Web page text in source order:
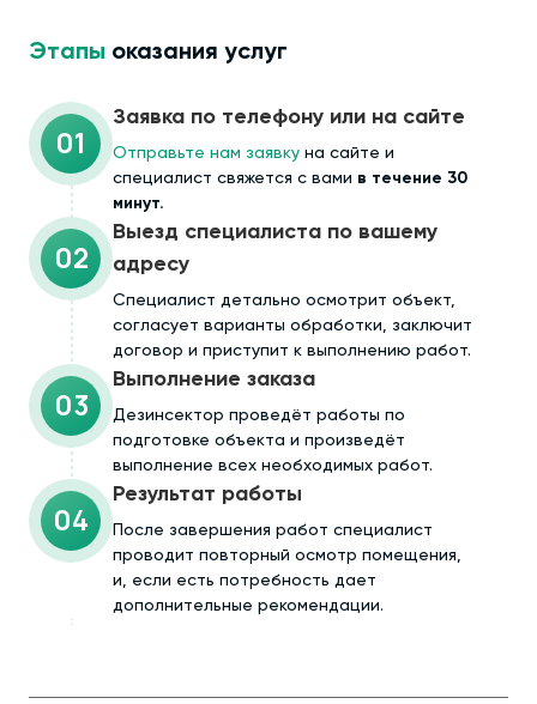
Этапы оказания услуг
01
Заявка по телефону или на сайте
Отправьте нам заявку на сайте и
специалист свяжется с вами в течение 30
минут.
02
Выезд специалиста по вашему
адресу
Cпециалист детально осмотрит объект,
согласует варианты обработки, заключит
договор и приступит к выполнению работ.
03
Выполнение заказа
Дезинсектор проведёт работы по
подготовке объекта и произведёт
выполнение всех необходимых работ.
04
Результат работы
После завершения работ специалист
проводит повторный осмотр помещения,
и, если есть потребность дает
дополнительные рекомендации.